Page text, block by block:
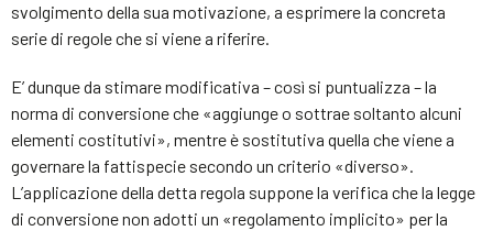
svolgimento della sua motivazione, a esprimere la concreta
serie di regole che si viene a riferire.
E’ dunque da stimare modificativa – così si puntualizza – la
norma di conversione che «aggiunge o sottrae soltanto alcuni
elementi costitutivi», mentre è sostitutiva quella che viene a
governare la fattispecie secondo un criterio «diverso».
L’applicazione della detta regola suppone la verifica che la legge
di conversione non adotti un «regolamento implicito» per la